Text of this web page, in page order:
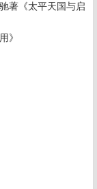
著《太平天国与启
》